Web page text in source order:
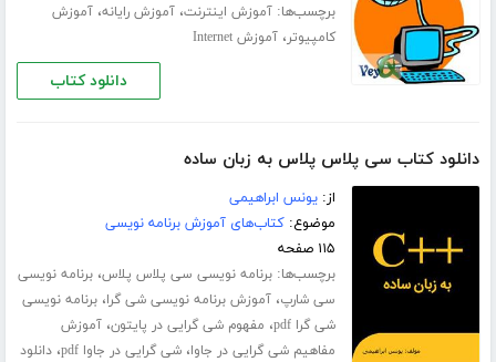
برچسب‌ها:آموزش اینترنت،آموزش رایانه،آموزش
کامپیوتر،آموزش Internet
دانلود کتاب
دانلود کتاب سی پلاس پلاس به زبان ساده
از:یونس ابراهیمی
موضوع:کتاب‌های آموزش برنامه نویسی
۱۱۵ صفحه
برچسب‌ها:برنامه نویسی سی پلاس پلاس،برنامه نویسی
سی شارپ،آموزش برنامه نویسی شی گرا،برنامه نویسی
شی گرا pdf
، مفهوم شی گرایی در پایتون،آموزش
مفاهیم شی گرایی در جاوا،شی گرایی در جاوا pdf ،دانلود